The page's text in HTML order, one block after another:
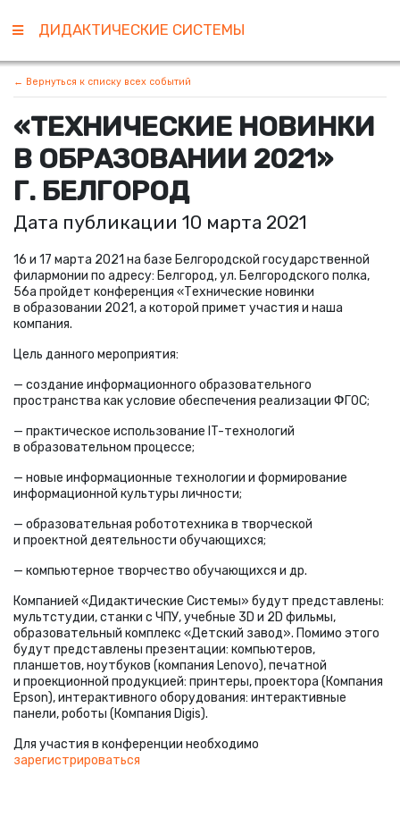
ДИДАКТИЧЕСКИЕ СИСТЕМЫ
← Вернуться к списку всех событий
«ТЕХНИЧЕСКИЕ НОВИНКИ
В ОБРАЗОВАНИИ 2021»
Г. БЕЛГОРОД
Дата публикации 10 марта 2021
16 и 17 марта 2021 на базе Белгородской государственной
филармонии по адресу: Белгород, ул. Белгородского полка,
56а пройдет конференция «Технические новинки
в образовании 2021, а которой примет участия и наша
компания.
Цель данного мероприятия:
— создание информационного образовательного
пространства как условие обеспечения реализации ФГОС;
— практическое использование IT-технологий
в образовательном процессе;
— новые информационные технологии и формирование
информационной культуры личности;
— образовательная робототехника в творческой
и проектной деятельности обучающихся;
— компьютерное творчество обучающихся и др.
Компанией «Дидактические Системы» будут представлены:
мультстудии, станки с ЧПУ, учебные 3D и 2D фильмы,
образовательный комплекс «Детский завод». Помимо этого
будут представлены презентации: компьютеров,
планшетов, ноутбуков (компания Lenovo), печатной
и проекционной продукцией: принтеры, проектора (Компания
Epson), интерактивного оборудования: интерактивные
панели, роботы (Компания Digis).
Для участия в конференции необходимо
зарегистрироваться